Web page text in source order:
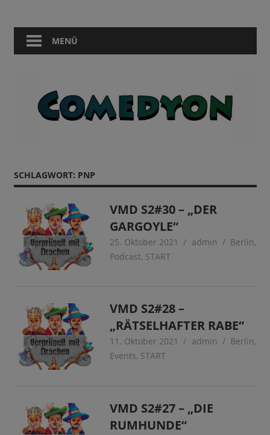
springen
Comedyon
Berlin
MENÜ
SCHLAGWORT: PNP
VMD S2#30 – „DER
GARGOYLE“
25. Oktober 2021 admin Berlin,
Podcast, START
VMD S2#28 –
„RÄTSELHAFTER RABE“
11. Oktober 2021 admin Berlin,
Events, START
VMD S2#27 – „DIE
RUMHUNDE“